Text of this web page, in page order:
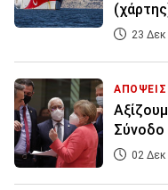
23
ΑΠΟΨΕΙΣ
02 Δεκ